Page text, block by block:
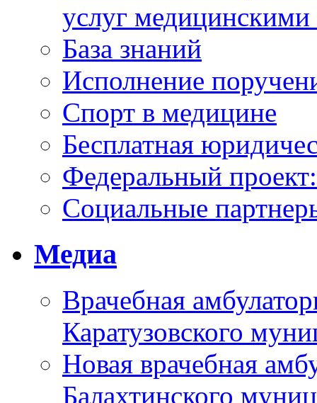
услуг
База знаний
Исполнение
Спорт в медицине
Бесплатная
Федеральный
Социальные
Медиа
Врачебная
Каратузовского
Новая врачебная
Балахтинского